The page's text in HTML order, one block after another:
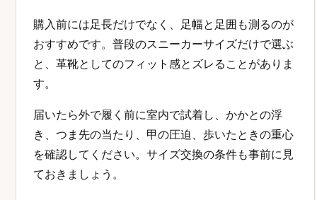
購入前には足長だけでなく、足幅と足囲も測るのが
おすすめです。普段のスニーカーサイズだけで選ぶ
と、革靴としてのフィット感とズレることがありま
す。
届いたら外で履く前に室内で試着し、かかとの浮
き、つま先の当たり、甲の圧迫、歩いたときの重心
を確認してください。サイズ交換の条件も事前に見
ておきましょう。